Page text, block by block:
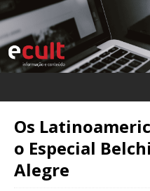
Os
o Especial
Alegre